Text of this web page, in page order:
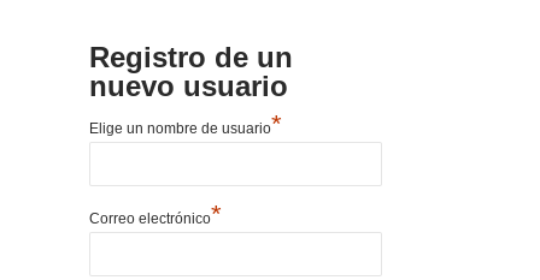
Registro de un
nuevo usuario
Elige un nombre de usuario*
Correo electrónico*